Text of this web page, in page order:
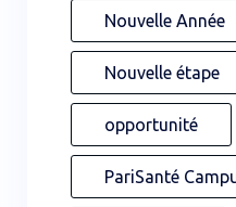
Nouvelle Année
Nouvelle étape
opportunité
PariSanté